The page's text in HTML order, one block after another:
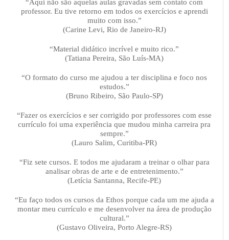
“Aqui não são aquelas aulas gravadas sem contato com
professor. Eu tive retorno em todos os exercícios e aprendi
muito com isso.”
(Carine Levi, Rio de Janeiro-RJ)
“Material didático incrível e muito rico.”
(Tatiana Pereira, São Luís-MA)
“O formato do curso me ajudou a ter disciplina e foco nos
estudos.”
(Bruno Ribeiro, São Paulo-SP)
“Fazer os exercícios e ser corrigido por professores com esse
currículo foi uma experiência que mudou minha carreira pra
sempre.”
(Lauro Salim, Curitiba-PR)
“Fiz sete cursos. E todos me ajudaram a treinar o olhar para
analisar obras de arte e de entretenimento.”
(Letícia Santanna, Recife-PE)
“Eu faço todos os cursos da Ethos porque cada um me ajuda a
montar meu currículo e me desenvolver na área de produção
cultural.”
(Gustavo Oliveira, Porto Alegre-RS)